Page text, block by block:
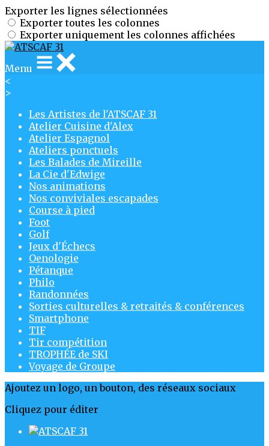
Exporter les lignes sélectionnées
Exporter toutes les colonnes
Exporter uniquement les colonnes affichées
Menu
<
>
Les Artistes de l'ATSCAF 31
Atelier Cuisine d'Alex
Atelier Espagnol
Ateliers ponctuels
Les Balades de Mireille
La Cie d'Edwige
Nos animations
Nos conviviales escapades
Course à pied
Foot
Golf
Jeux d'Échecs
Oenologie
Pétanque
Philo
Randonnées
Sorties culturelles & retraités & conférences
Smartphone
TIF
Tir compétition
TROPHÉE de SKI
Voyage de Groupe
Ajoutez un logo, un bouton, des réseaux sociaux
Cliquez pour éditer